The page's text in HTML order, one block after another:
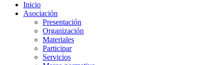
Inicio
Asociación
Presentación
Organización
Materiales
Participar
Servicios